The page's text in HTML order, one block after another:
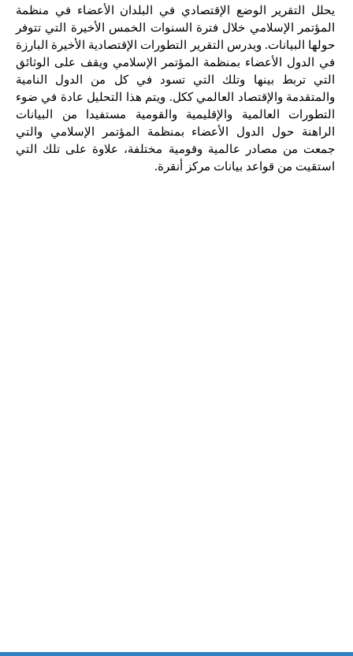
يحلل التقرير الوضع الإقتصادي في البلدان الأعضاء في منظمة
المؤتمر الإسلامي خلال فترة السنوات الخمس الأخيرة التي تتوفر
حولها البيانات. ويدرس التقرير التطورات الإقتصادية الأخيرة البارزة
في الدول الأعضاء بمنظمة المؤتمر الإسلامي ويقف على الوثائق
التي تربط بينها وتلك التي تسود في كل من الدول النامية
والمتقدمة والإقتصاد العالمي ككل. ويتم هذا التحليل عادة في ضوء
التطورات العالمية والإقليمية والقومية مستفيدا من البيانات
الراهنة حول الدول الأعضاء بمنظمة المؤتمر الإسلامي والتي
جمعت من مصادر عالمية وقومية مختلفة، علاوة على تلك التي
استقيت من قواعد بيانات مركز أنقرة.